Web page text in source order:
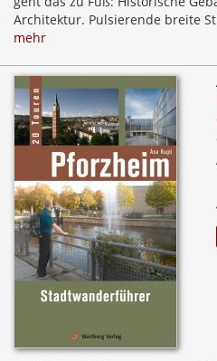
Architektur. Pulsierende breite
mehr